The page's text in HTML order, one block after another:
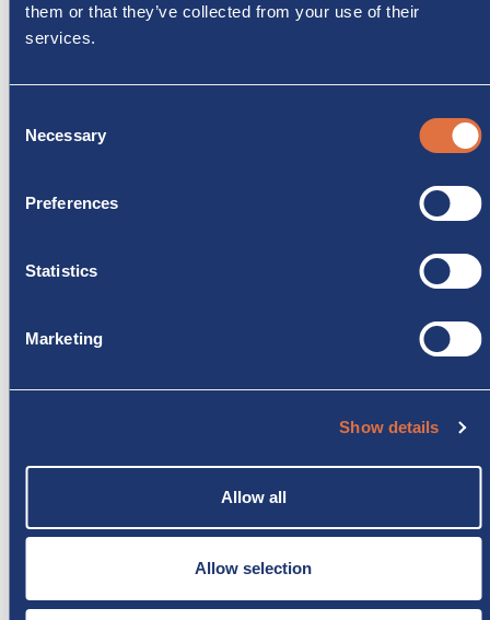
them or that they’ve collected from your use of their
services.
Selection
Necessary
Preferences
Statistics
Marketing
Show details
Allow all
Allow selection
Condividi questo camper: